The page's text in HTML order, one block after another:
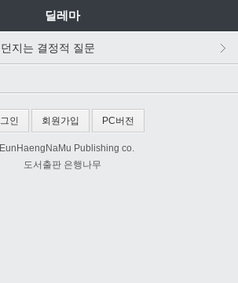
딜레마
지는 결정적 질문
인 회원가입 PC버전
Publishing co.
도서출판 은행나무